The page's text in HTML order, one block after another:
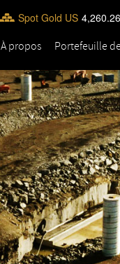
Spot Gold US 4,260.26
À propos Portefeuille